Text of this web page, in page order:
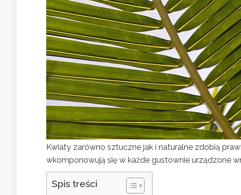
Kwiaty zarówno sztuczne jak i naturalne zdobią
wkomponowują się w każde gustownie urządzone
Spis treści